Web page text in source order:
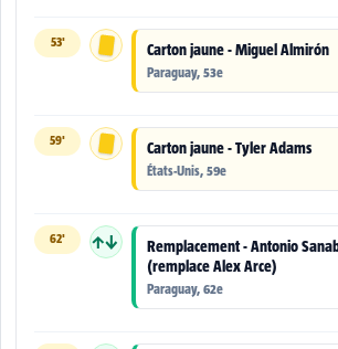
53' Carton jaune - Miguel Almirón
Paraguay, 53e
59' Carton jaune - Tyler Adams
États-Unis, 59e
62' ↑↓
Remplacement - Antonio
(remplace Alex Arce)
Paraguay, 62e